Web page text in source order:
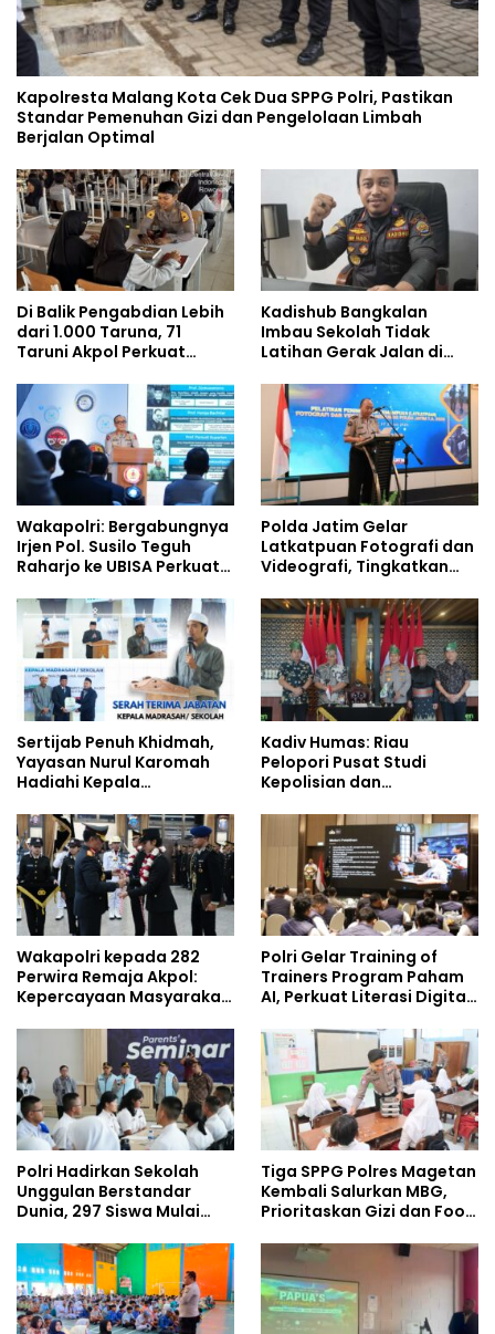
Kapolresta Malang Kota Cek Dua SPPG Polri, Pastikan
Standar Pemenuhan Gizi dan Pengelolaan Limbah
Berjalan Optimal
Di Balik Pengabdian Lebih
dari 1.000 Taruna, 71
Taruni Akpol Perkuat
Siswa Sekolah Rakyat
Kadishub Bangkalan
Imbau Sekolah Tidak
Latihan Gerak Jalan di
Wakapolri: Bergabungnya
Irjen Pol. Susilo Teguh
Raharjo ke UBISA Perkuat
Studi Kepolisian
Polda Jatim Gelar
Latkatpuan Fotografi dan
Videografi, Tingkatkan
Era Digital
Sertijab Penuh Khidmah,
Yayasan Nurul Karomah
Hadiahi Kepala
Umrah
Kadiv Humas: Riau
Pelopori Pusat Studi
Kepolisian dan
Policing Masuki Babak
Wakapolri kepada 282
Perwira Remaja Akpol:
Kepercayaan Masyarakat
Polri Gelar Training of
Trainers Program Paham
AI, Perkuat Literasi Digital
Polri Hadirkan Sekolah
Unggulan Berstandar
Dunia, 297 Siswa Mulai
Tiga SPPG Polres Magetan
Kembali Salurkan MBG,
Prioritaskan Gizi dan Food